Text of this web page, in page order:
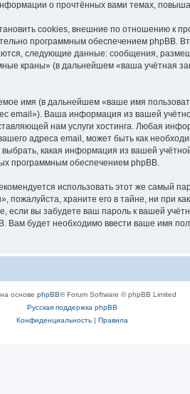
о прочтённых вами темах,
cookies, внешние по отношению к
программным обеспечением
следующие данные: сообщения,
краны» (в дальнейшем «ваша учётная
имя (в дальнейшем «ваше имя
email»). Ваша информация из вашей
нам услуги хостинга. Любая
адреса email, может быть как
какая информация из вашей
программным обеспечением phpBB.
использовать этот же самый
храните его в тайне, ни при
вы забудете ваш пароль к вашей
будет необходимо ввести ваше имя
основе phpBB® Forum Software © phpBB Limited
Русская поддержка phpBB
Конфиденциальность| Правила